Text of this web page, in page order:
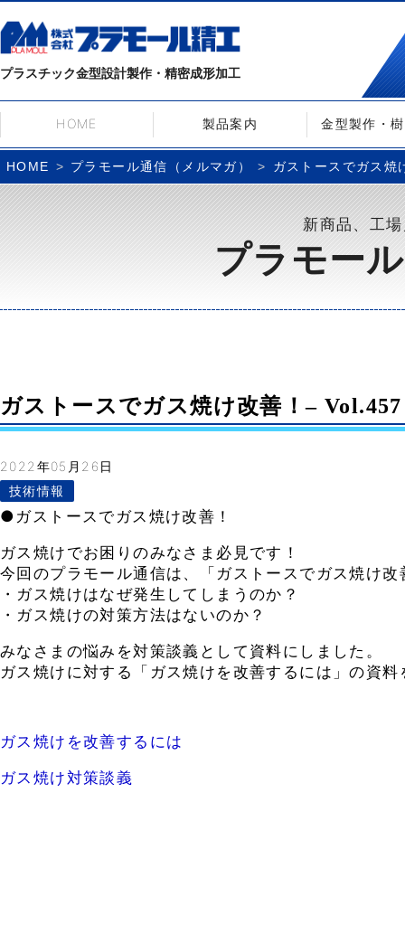
プラスチック金型設計製作・精密成形加工
HOME 製品案内 金型製作・
HOME プラモール通信（メルマガ） ガストースでガス
新商品、工
プラモー
ガストースでガス焼け改善！– Vol.457
2022年05月26日
技術情報
●ガストースでガス焼け改善！
ガス焼けでお困りのみなさま必見です！
今回のプラモール通信は、「ガストースでガス焼け改
・ガス焼けはなぜ発生してしまうのか？
・ガス焼けの対策方法はないのか？
みなさまの悩みを対策談義として資料にしました。
ガス焼けに対する「ガス焼けを改善するには」の資
ガス焼けを改善するには
ガス焼け対策談義